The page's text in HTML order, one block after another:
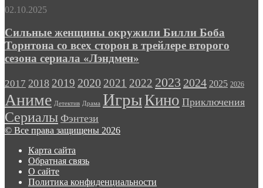
Ultimate
полтора
раза
Сильные
окружили
Билли
Боба
Торнтона
всех
сторон
в
трейлере
второго
сезона
сериала
«Лэндмен»
02.10.2025
Сильные женщины окружили Билли Боба
Торнтона со всех сторон в трейлере второго
сезона сериала «Лэндмен»
2017 2018 2019 2020 2021 2022 2023 2024 2025 2026
Аниме Детектив Драма ИгрыКино Приключения
Сериалы Фэнтези
© Все права защищены 2026
Карта сайта
Обратная связь
О сайте
Политика конфиденциальности